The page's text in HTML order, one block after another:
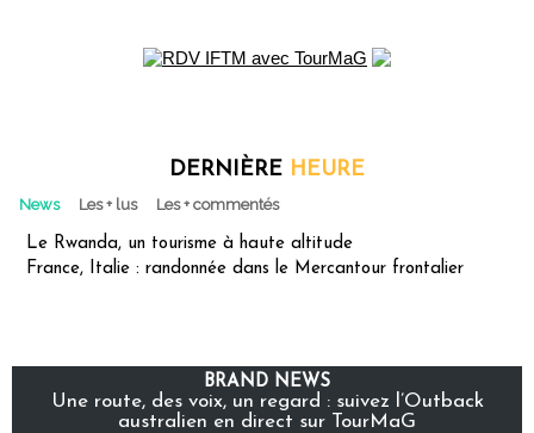
DERNIÈRE HEURE
News Les + lus Les + commentés
Le Rwanda, un tourisme à haute altitude
France, Italie : randonnée dans le Mercantour frontalier
BRAND NEWS
Une route, des voix, un regard : suivez l’Outback
australien en direct sur TourMaG